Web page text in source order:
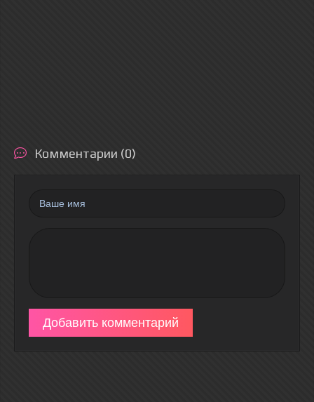
Комментарии (0)
Добавить комментарий